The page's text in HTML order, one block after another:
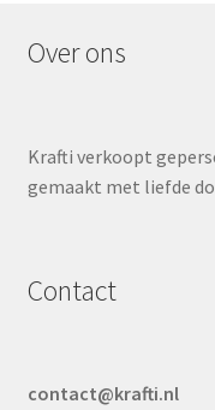
Over ons
Krafti verkoopt
gemaakt met liefde
Contact
contact@krafti.nl